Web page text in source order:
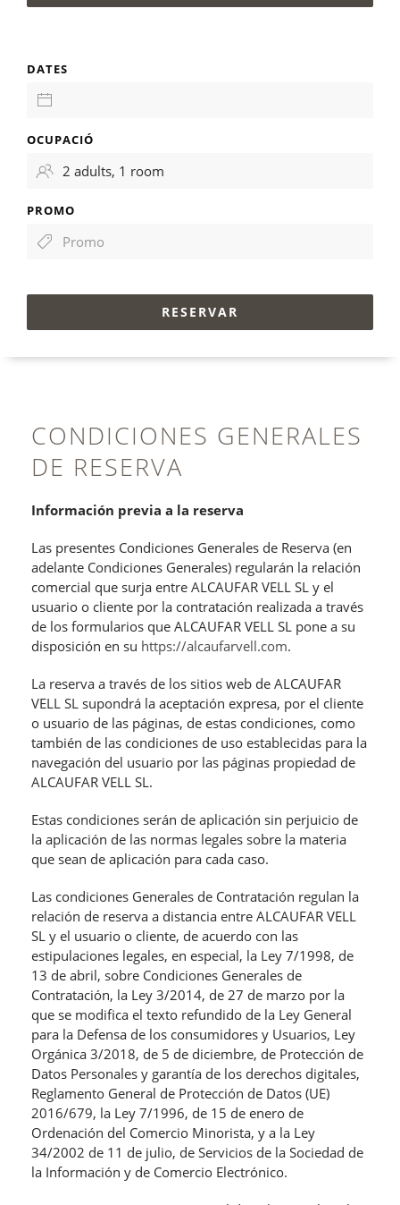
DATES
OCUPACIÓ
PROMO
RESERVAR
CONDICIONES GENERALES
DE RESERVA
Información previa a la reserva
Las presentes Condiciones Generales de Reserva (en
adelante Condiciones Generales) regularán la relación
comercial que surja entre ALCAUFAR VELL SL y el
usuario o cliente por la contratación realizada a través
de los formularios que ALCAUFAR VELL SL pone a su
disposición en su https://alcaufarvell.com.
La reserva a través de los sitios web de ALCAUFAR
VELL SL supondrá la aceptación expresa, por el cliente
o usuario de las páginas, de estas condiciones, como
también de las condiciones de uso establecidas para la
navegación del usuario por las páginas propiedad de
ALCAUFAR VELL SL.
Estas condiciones serán de aplicación sin perjuicio de
la aplicación de las normas legales sobre la materia
que sean de aplicación para cada caso.
Las condiciones Generales de Contratación regulan la
relación de reserva a distancia entre ALCAUFAR VELL
SL y el usuario o cliente, de acuerdo con las
estipulaciones legales, en especial, la Ley 7/1998, de
13 de abril, sobre Condiciones Generales de
Contratación, la Ley 3/2014, de 27 de marzo por la
que se modifica el texto refundido de la Ley General
para la Defensa de los consumidores y Usuarios, Ley
Orgánica 3/2018, de 5 de diciembre, de Protección de
Datos Personales y garantía de los derechos digitales,
Reglamento General de Protección de Datos (UE)
2016/679, la Ley 7/1996, de 15 de enero de
Ordenación del Comercio Minorista, y a la Ley
34/2002 de 11 de julio, de Servicios de la Sociedad de
la Información y de Comercio Electrónico.